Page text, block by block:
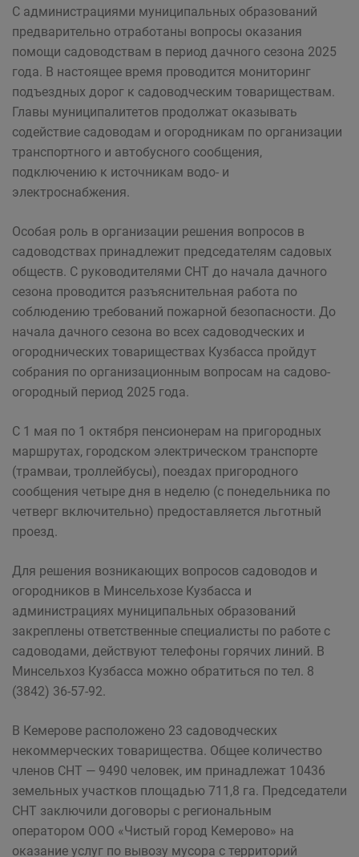
С администрациями муниципальных образований
предварительно отработаны вопросы оказания
помощи садоводствам в период дачного сезона 2025
года. В настоящее время проводится мониторинг
подъездных дорог к садоводческим товариществам.
Главы муниципалитетов продолжат оказывать
содействие садоводам и огородникам по организации
транспортного и автобусного сообщения,
подключению к источникам водо- и
электроснабжения.
Особая роль в организации решения вопросов в
садоводствах принадлежит председателям садовых
обществ. С руководителями СНТ до начала дачного
сезона проводится разъяснительная работа по
соблюдению требований пожарной безопасности. До
начала дачного сезона во всех садоводческих и
огороднических товариществах Кузбасса пройдут
собрания по организационным вопросам на садово-
огородный период 2025 года.
С 1 мая по 1 октября пенсионерам на пригородных
маршрутах, городском электрическом транспорте
(трамваи, троллейбусы), поездах пригородного
сообщения четыре дня в неделю (с понедельника по
четверг включительно) предоставляется льготный
проезд.
Для решения возникающих вопросов садоводов и
огородников в Минсельхозе Кузбасса и
администрациях муниципальных образований
закреплены ответственные специалисты по работе с
садоводами, действуют телефоны горячих линий. В
Минсельхоз Кузбасса можно обратиться по тел. 8
(3842) 36-57-92.
В Кемерове расположено 23 садоводческих
некоммерческих товарищества. Общее количество
членов СНТ — 9490 человек, им принадлежат 10436
земельных участков площадью 711,8 га. Председатели
СНТ заключили договоры с региональным
оператором ООО «Чистый город Кемерово» на
оказание услуг по вывозу мусора с территорий